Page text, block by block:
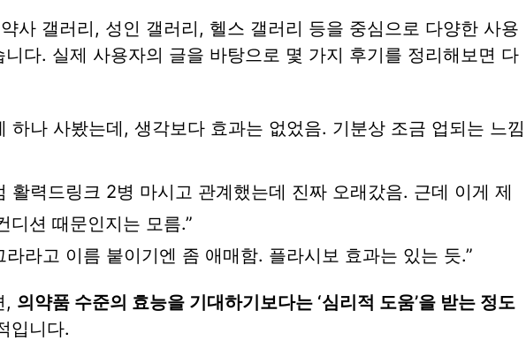
사 갤러리, 성인 갤러리, 헬스 갤러리 등을 중심으로 다양한 사용
다. 실제 사용자의 글을 바탕으로 몇 가지 후기를 정리해보면 다
하나 사봤는데, 생각보다 효과는 없었음. 기분상 조금 업되는 느낌
활력드링크 2병 마시고 관계했는데 진짜 오래갔음. 근데 이게 제
디션 때문인지는 모름.”
라라고 이름 붙이기엔 좀 애매함. 플라시보 효과는 있는 듯.”
, 의약품 수준의 효능을 기대하기보다는 ‘심리적 도움’을 받는 정도
입니다.